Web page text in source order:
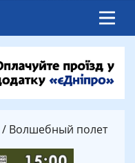
/ Волшебный полет